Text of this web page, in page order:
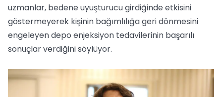
uzmanlar, bedene uyuşturucu girdiğinde etkisini
göstermeyerek kişinin bağımlılığa geri dönmesini
engeleyen depo enjeksiyon tedavilerinin başarılı
sonuçlar verdiğini söylüyor.